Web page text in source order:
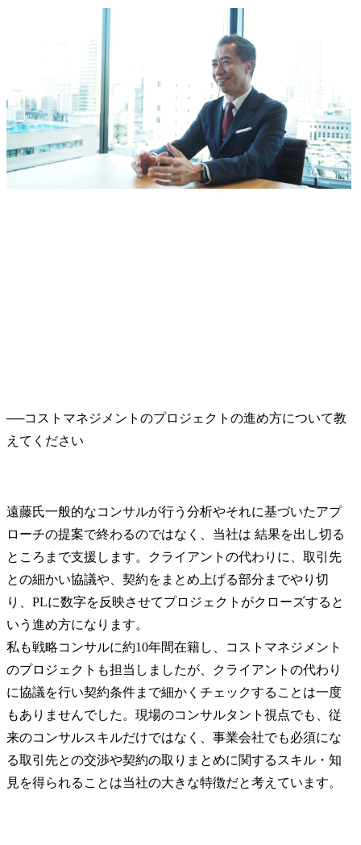
──コストマネジメントのプロジェクトの進め方について教
遠藤氏一般的なコンサルが行う分析やそれに基づいたアプ
ローチの提案で終わるのではなく、当社は 結果を出し切る
ところまで支援します。クライアントの代わりに、取引先
との細かい協議や、契約をまとめ上げる部分までやり切
り、PLに数字を反映させてプロジェクトがクローズすると
いう進め方になります。
私も戦略コンサルに約10年間在籍し、コストマネジメント
のプロジェクトも担当しましたが、クライアントの代わり
に協議を行い契約条件まで細かくチェックすることは一度
もありませんでした。現場のコンサルタント視点でも、従
来のコンサルスキルだけではなく、事業会社でも必須にな
る取引先との交渉や契約の取りまとめに関するスキル・知
見を得られることは当社の大きな特徴だと考えています。